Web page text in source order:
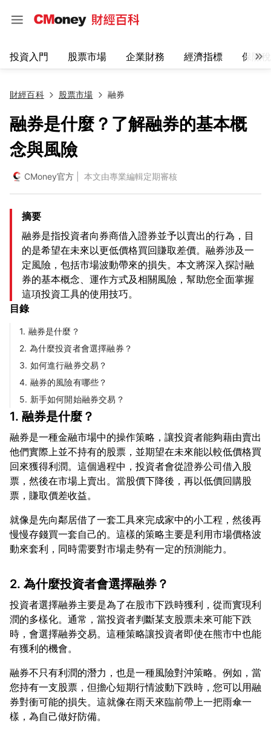
投資入門 股票市場 企業財務 經濟指標 保險
財經百科 股票市場 融券
融券是什麼？了解融券的基本概
念與風險
CMoney官方 | 本文由專業編輯定期審核
摘要
融券是指投資者向券商借入證券並予以賣出的行為，目
的是希望在未來以更低價格買回賺取差價。融券涉及一
定風險，包括市場波動帶來的損失。本文將深入探討融
券的基本概念、運作方式及相關風險，幫助您全面掌握
這項投資工具的使用技巧。
目錄
1. 融券是什麼？
2. 為什麼投資者會選擇融券？
3. 如何進行融券交易？
4. 融券的風險有哪些？
5. 新手如何開始融券交易？
1. 融券是什麼？
融券是一種金融市場中的操作策略，讓投資者能夠藉由賣出
他們實際上並不持有的股票，並期望在未來能以較低價格買
回來獲得利潤。這個過程中，投資者會從證券公司借入股
票，然後在市場上賣出。當股價下降後，再以低價回購股
就像是先向鄰居借了一套工具來完成家中的小工程，然後再
慢慢存錢買一套自己的。這樣的策略主要是利用市場價格波
2. 為什麼投資者會選擇融券？
投資者選擇融券主要是為了在股市下跌時獲利，從而實現利
潤的多樣化。通常，當投資者判斷某支股票未來可能下跌
時，會選擇融券交易。這種策略讓投資者即使在熊市中也能
融券不只有利潤的潛力，也是一種風險對沖策略。例如，當
您持有一支股票，但擔心短期行情波動下跌時，您可以用融
券對衝可能的損失。這就像在雨天來臨前帶上一把雨傘一